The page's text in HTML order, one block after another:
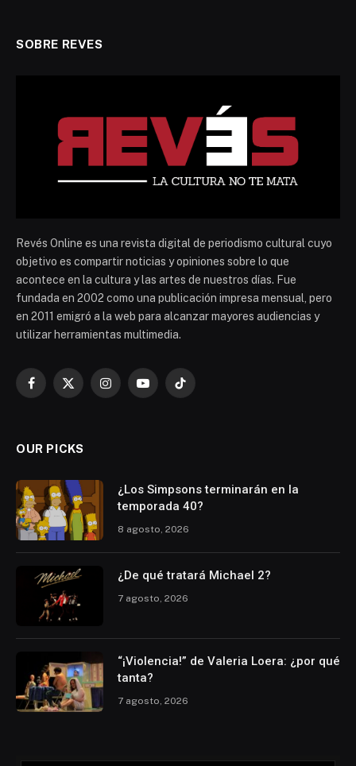
SOBRE REVES
Revés Online es una revista digital de periodismo cultural cuyo
objetivo es compartir noticias y opiniones sobre lo que
acontece en la cultura y las artes de nuestros días. Fue
fundada en 2002 como una publicación impresa mensual, pero
en 2011 emigró a la web para alcanzar mayores audiencias y
utilizar herramientas multimedia.
Facebook
X
InstagramYouTubeTikTok
OUR PICKS
¿Los Simpsons terminarán en la
temporada 40?
8 agosto, 2026
¿De qué tratará Michael 2?
7 agosto, 2026
“¡Violencia!” de Valeria Loera: ¿por qué
tanta?
7 agosto, 2026